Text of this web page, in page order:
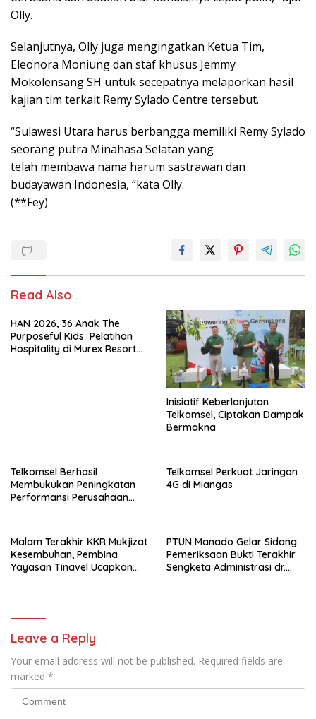
Olly.
Selanjutnya, Olly juga mengingatkan Ketua Tim,
Eleonora Moniung dan staf khusus Jemmy
Mokolensang SH untuk secepatnya melaporkan hasil
kajian tim terkait Remy Sylado Centre tersebut.
“Sulawesi Utara harus berbangga memiliki Remy Sylado
seorang putra Minahasa Selatan yang
telah membawa nama harum sastrawan dan
budayawan Indonesia, “kata Olly.
(**Fey)
Read Also
HAN 2026, 36 Anak The
Purposeful Kids Pelatihan
Hospitality di Murex Resort
Inisiatif Keberlanjutan
Telkomsel, Ciptakan Dampak
Bermakna
Telkomsel Berhasil
Membukukan Peningkatan
Performansi Perusahaan
Telkomsel Perkuat Jaringan
4G di Miangas
Malam Terakhir KKR Mukjizat
Kesembuhan, Pembina
Yayasan Tinavel Ucapkan
PTUN Manado Gelar Sidang
Pemeriksaan Bukti Terakhir
Sengketa Administrasi dr.
Leave a Reply
Your email address will not be published. Required fields are
marked *